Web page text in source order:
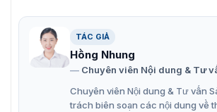
Đi kèm với đó là công nghệ chống sao
được hãng ZKTeco tích hợp mới nhất.
sản phẩm SKW-HA được giới chuyên
giá rất cao và được khuyên dùng cho
Thiết bị SKW-HA còn là dòng đầu
TÁC GIẢ
Hồng Nhung
Chuyên viên Nội dung & Tư
Chuyên viên Nội dung & Tư vấn
trách biên soạn các nội dung về